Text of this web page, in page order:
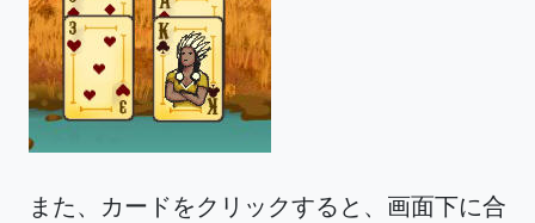
また、カードをクリックすると、画面下に合